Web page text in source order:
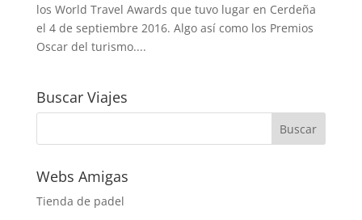
los World Travel Awards que tuvo lugar en Cerdeña
el 4 de septiembre 2016. Algo así como los Premios
Oscar del turismo....
Buscar Viajes
Webs Amigas
Tienda de padel